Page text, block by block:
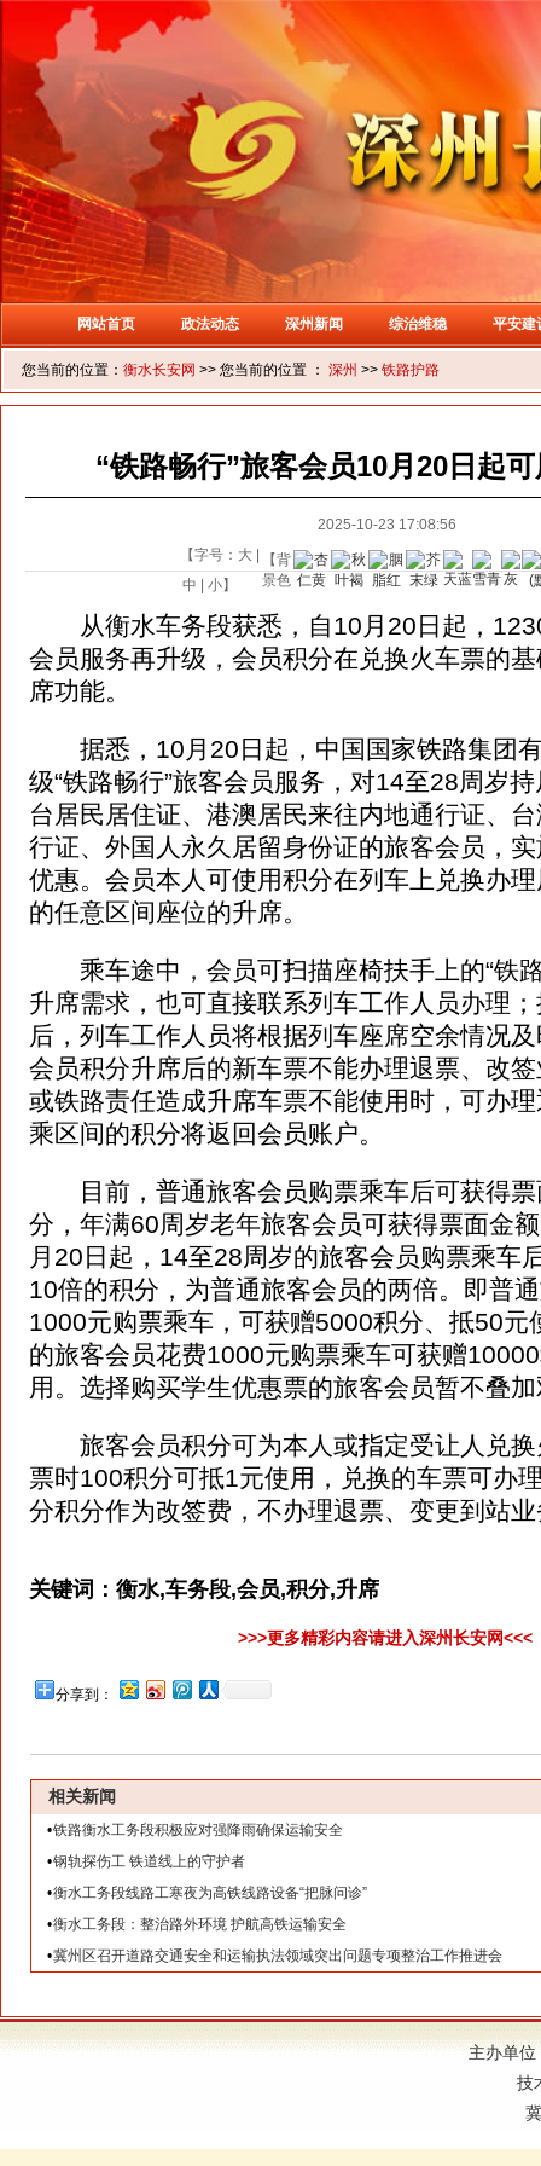
网站首页 政法动态 深州新闻 综治维稳 平安建
您当前的位置： 衡水长安网 >> 您当前的位置 ： 深州 >> 铁路护路
“铁路畅行”旅客会员10月20日起
2025-10-23 17:08:56
【字号： 大
中
|小】
【背
景色
从衡水车务段获悉，自10月20日起，
会员服务再升级，会员积分在兑换火车票的
席功能。
据悉，10月20日起，中国国家铁路集团
级“铁路畅行”旅客会员服务，对14至28周岁
台居民居住证、港澳居民来往内地通行证、
行证、外国人永久居留身份证的旅客会员，
优惠。会员本人可使用积分在列车上兑换办
的任意区间座位的升席。
乘车途中，会员可扫描座椅扶手上的“铁
升席需求，也可直接联系列车工作人员办理
后，列车工作人员将根据列车座席空余情况
会员积分升席后的新车票不能办理退票、改
或铁路责任造成升席车票不能使用时，可办
乘区间的积分将返回会员账户。
目前，普通旅客会员购票乘车后可获得票
分，年满60周岁老年旅客会员可获得票面金
月20日起，14至28周岁的旅客会员购票乘车
10倍的积分，为普通旅客会员的两倍。即普
1000元购票乘车，可获赠5000积分、抵50元
的旅客会员花费1000元购票乘车可获赠
用。选择购买学生优惠票的旅客会员暂不叠
旅客会员积分可为本人或指定受让人兑换
票时100积分可抵1元使用，兑换的车票可办
分积分作为改签费，不办理退票、变更到站
关键词：衡水,车务段,会员,积分,升席
>>>更多精彩内容请进入深州长安网<<<
分享到：
相关新闻
•铁路衡水工务段积极应对强降雨确保运输安全
•钢轨探伤工 铁道线上的守护者
•衡水工务段线路工寒夜为高铁线路设备“把脉问诊”
•衡水工务段：整治路外环境 护航高铁运输安全
•冀州区召开道路交通安全和运输执法领域突出问题专项整治工作推进会
主办单
技